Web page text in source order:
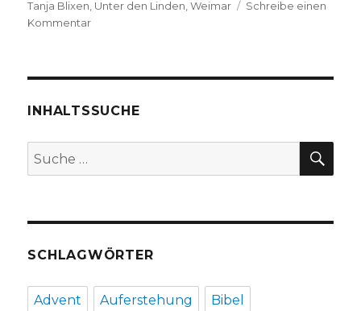
Tanja Blixen Unter den Linden ,Weimar
Schreibe einen
Kommentarzu
von
Fleischer,
2019
INHALTSSUCHE
Suche
nach:
SCHLAGWÖRTER
Advent Auferstehung Bibel